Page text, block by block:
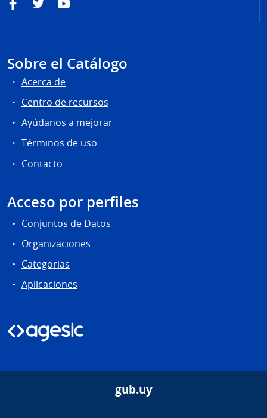
FacebookTwitterYouTube
Sobre el Catálogo
Acerca de
Centro de recursos
Ayúdanos a mejorar
Términos de uso
Contacto
Acceso por perfiles
Conjuntos de Datos
Organizaciones
Categorias
Aplicaciones
gub.uy